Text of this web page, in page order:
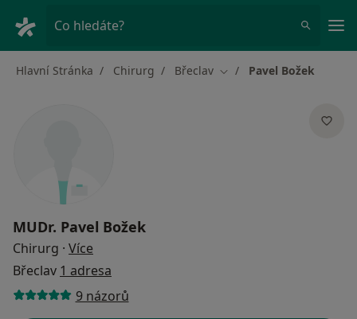
Co hledáte?
Hlavní Stránka Chirurg Břeclav Změna města
Pavel Božek
MUDr. Pavel Božek
Chirurg · Více
Břeclav 1 adresa
9 názorů